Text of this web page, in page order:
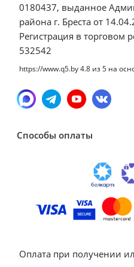
0180437, выданное
района г. Бреста от
Регистрация в торговом
532542
https://www.q5.by4.8 из5 на
Способы оплаты
Оплата при получении